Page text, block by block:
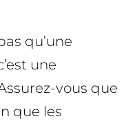
qu’une
une
vous que
que les